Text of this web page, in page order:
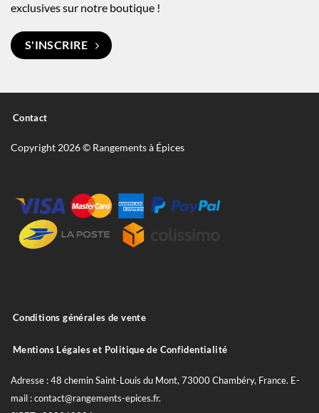
exclusives sur notre boutique !
S'INSCRIRE
Contact
Copyright 2026 © Rangements à Épices
Conditions générales de vente
Mentions Légales et Politique de Confidentialité
Adresse : 48 chemin Saint-Louis du Mont, 73000 Chambéry, France. E-
mail : contact@rangements-epices.fr.